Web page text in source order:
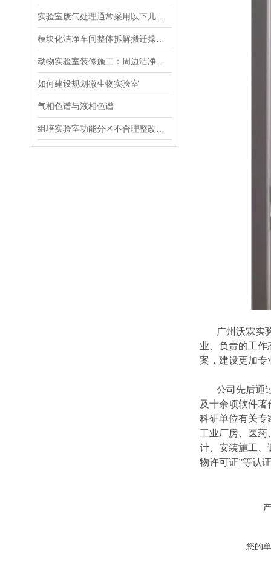
如何建设规划微生物实验室
气相色谱与液相色谱
广州沃霖实
业、负责的工
案，建设更加专
公司先后通
及十余项软件
科研单位有关专
工业厂房、医
计、安装施工、
物许可证”等认
您的